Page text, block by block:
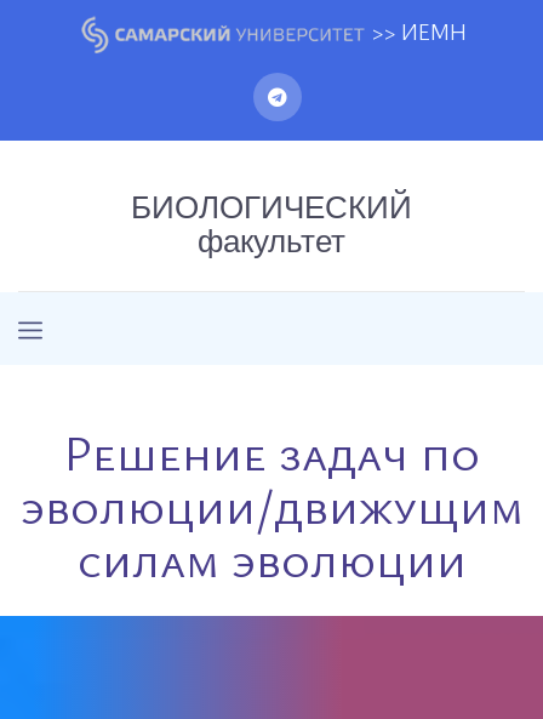
>> ИЕМН
БИОЛОГИЧЕСКИЙ
факультет
Решение задач по
эволюции/движущим
силам эволюции